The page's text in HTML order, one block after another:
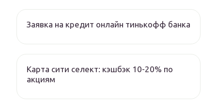
Заявка на кредит онлайн тинькофф банка
Карта сити селект: кэшбэк 10-20% по
акциям